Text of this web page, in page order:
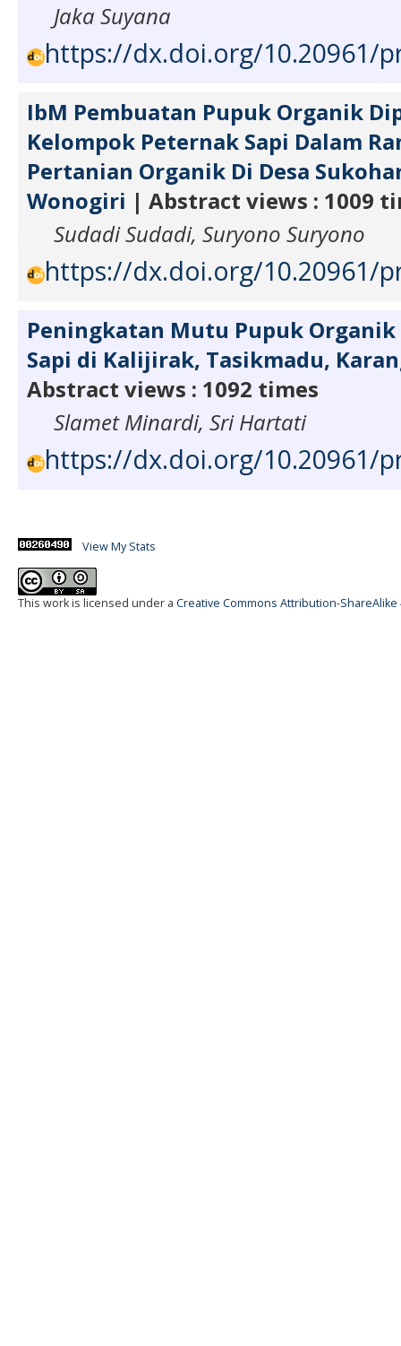
Jaka Suyana
https://dx.doi.org/10.20961/
IbM Pembuatan Pupuk Organik
Kelompok Peternak Sapi Dalam
Pertanian Organik Di Desa
Wonogiri | Abstract views : 1009
Sudadi Sudadi, Suryono Suryono
https://dx.doi.org/10.20961/
Peningkatan Mutu Pupuk
Sapi di Kalijirak, Tasikmadu,
Abstract views : 1092 times
Slamet Minardi, Sri Hartati
https://dx.doi.org/10.20961/
View My Stats
This work is licensed under a Creative Commons Attribution-